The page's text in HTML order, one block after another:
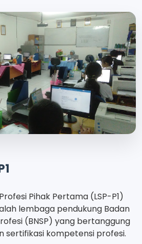
Pihak Pertama (LSP-P1)
lembaga pendukung Badan
(BNSP) yang bertanggung
sertifikasi kompetensi profesi.